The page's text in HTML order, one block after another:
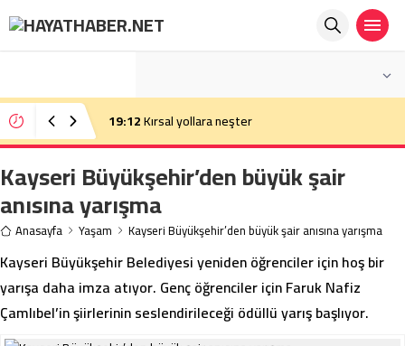
19:12Kırsal yollara neşter
Kayseri Büyükşehir’den büyük şair
anısına yarışma
Anasayfa Yaşam Kayseri Büyükşehir’den büyük şair anısına yarışma
Kayseri Büyükşehir Belediyesi yeniden öğrenciler için hoş bir
yarışa daha imza atıyor. Genç öğrenciler için Faruk Nafiz
Çamlıbel’in şiirlerinin seslendirileceği ödüllü yarış başlıyor.